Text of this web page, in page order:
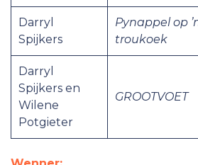
Darryl
Spijkers
Pynappel op
troukoek
Darryl
Spijkers en
Wilene
Potgieter
GROOTVOET